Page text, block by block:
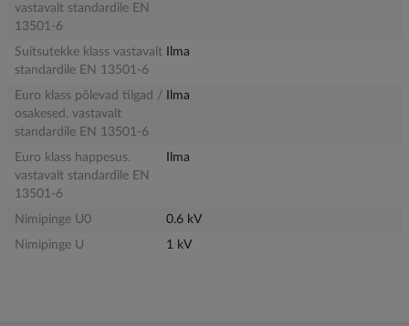
vastavalt standardile EN
13501-6
Suitsutekke klass vastavalt
standardile EN 13501-6
Ilma
Euro klass põlevad tilgad /
osakesed. vastavalt
standardile EN 13501-6
Ilma
Euro klass happesus.
vastavalt standardile EN
13501-6
Ilma
Nimipinge U0
0.6 kV
Nimipinge U
1 kV